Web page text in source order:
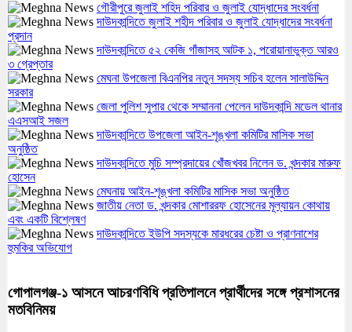
গৌরীপুরে জুলাই শহিদ পরিবার ও জুলাই যোদ্ধাদের সংবর্ধনা
দাউদকান্দিতে জুলাই শহীদ পরিবার ও জুলাই যোদ্ধাদের সংবর্ধনা
প্রদান
দাউদকান্দিতে ৫২ কেজি গাঁজাসহ আটক ১, পরোয়ানাভুক্ত আরও
৩ গ্রেপ্তার
মেঘনা উপজেলা বিএনপির নতুন সদস্য সচিব হলেন সালাউদ্দিন
সরকার
জেলা পুলিশ সুপার থেকে সম্মাননা পেলেন দাউদকান্দি মডেল থানার
এএসআই সজল
দাউদকান্দিতে উপজেলা আইন-শৃঙ্খলা কমিটির মাসিক সভা
অনুষ্ঠিত
দাউদকান্দিতে মুচি সম্প্রদায়ের খোঁজখবর নিলেন ড. খন্দকার মারুফ
হোসেন
মেঘনায় আইন-শৃঙ্খলা কমিটির মাসিক সভা অনুষ্ঠিত
জাতীয় নেতা ড. খন্দকার মোশাররফ হোসেনের মূল্যায়ন কোথায়
এবং একটি বিশ্লেষণ
দাউদকান্দিতে ইউপি সদস্যকে মারধরের চেষ্টা ও প্রাণনাশের
হুমকির অভিযোগ
গোপালগঞ্জ-১ আসনে আচরণবিধি প্রতিপালনে প্রার্থীদের সঙ্গে প্রশাসনের
মতবিনিময়